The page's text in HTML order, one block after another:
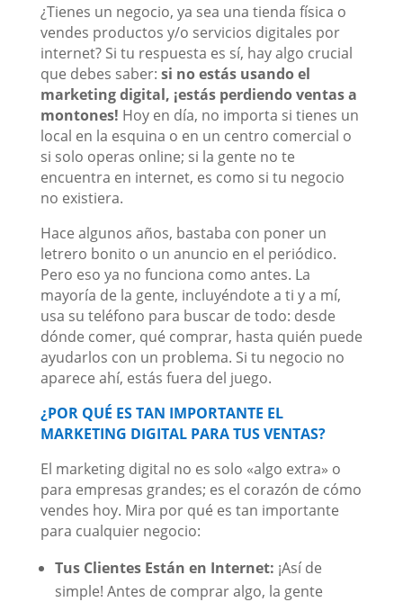
¿Tienes un negocio, ya sea una tienda física o
vendes productos y/o servicios digitales por
internet? Si tu respuesta es sí, hay algo crucial
que debes saber: si no estás usando el
marketing digital, ¡estás perdiendo ventas a
montones! Hoy en día, no importa si tienes un
local en la esquina o en un centro comercial o
si solo operas online; si la gente no te
encuentra en internet, es como si tu negocio
no existiera.
Hace algunos años, bastaba con poner un
letrero bonito o un anuncio en el periódico.
Pero eso ya no funciona como antes. La
mayoría de la gente, incluyéndote a ti y a mí,
usa su teléfono para buscar de todo: desde
dónde comer, qué comprar, hasta quién puede
ayudarlos con un problema. Si tu negocio no
aparece ahí, estás fuera del juego.
¿POR QUÉ ES TAN IMPORTANTE EL
MARKETING DIGITAL PARA TUS VENTAS?
El marketing digital no es solo «algo extra» o
para empresas grandes; es el corazón de cómo
vendes hoy. Mira por qué es tan importante
para cualquier negocio:
Tus Clientes Están en Internet: ¡Así de
simple! Antes de comprar algo, la gente